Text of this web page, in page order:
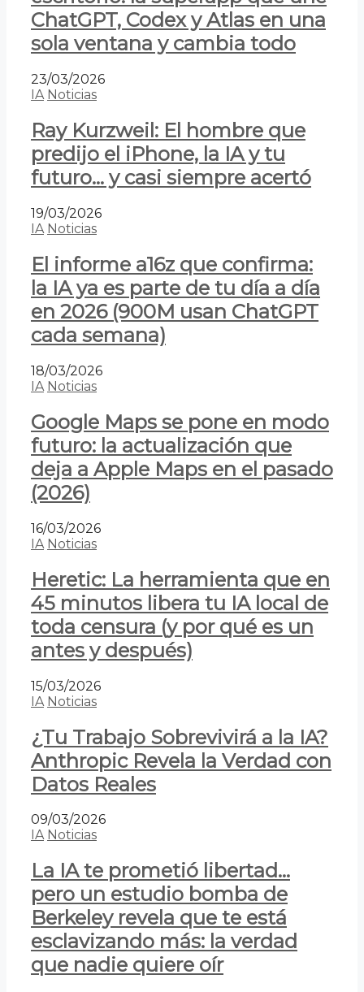
ChatGPT, Codex y Atlas en una
sola ventana y cambia todo
23/03/2026
IA Noticias
Ray Kurzweil: El hombre que
predijo el iPhone, la IA y tu
futuro… y casi siempre acertó
19/03/2026
IA Noticias
El informe a16z que confirma:
la IA ya es parte de tu día a día
en 2026 (900M usan ChatGPT
cada semana)
18/03/2026
IA Noticias
Google Maps se pone en modo
futuro: la actualización que
deja a Apple Maps en el pasado
(2026)
16/03/2026
IA Noticias
Heretic: La herramienta que en
45 minutos libera tu IA local de
toda censura (y por qué es un
antes y después)
15/03/2026
IA Noticias
¿Tu Trabajo Sobrevivirá a la IA?
Anthropic Revela la Verdad con
Datos Reales
09/03/2026
IA Noticias
La IA te prometió libertad…
pero un estudio bomba de
Berkeley revela que te está
esclavizando más: la verdad
que nadie quiere oír